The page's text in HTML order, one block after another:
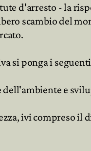
d'arresto - la
scambio del
si ponga i
e
ivi compreso